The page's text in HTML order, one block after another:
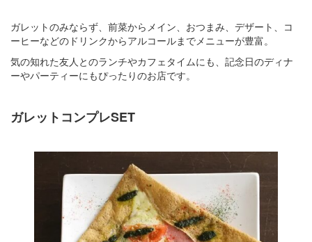
ガレットのみならず、前菜からメイン、おつまみ、デザート、コ
ーヒーなどのドリンクからアルコールまでメニューが豊富。
気の知れた友人とのランチやカフェタイムにも、記念日のディナ
ーやパーティーにもぴったりのお店です。
ガレットコンプレSET